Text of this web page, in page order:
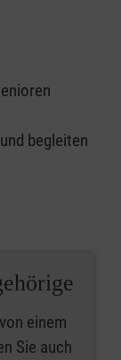
begleiten
einem
Sie auch